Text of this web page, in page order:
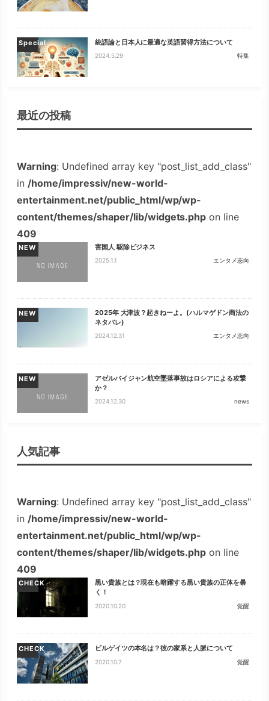
Special 統語論と日本人に最適な英語習得方法について
2024.5.29 特集
最近の投稿
Warning: Undefined array key "post_list_add_class"
in /home/impressiv/new-world-
entertainment.net/public_html/wp/wp-
content/themes/shaper/lib/widgets.php on line
409
NEW 害国人 駆除ビジネス
2025.1.1 エンタメ志向
NEW
2025年 大津波？起きねーよ。(ハルマゲドン商法の
ネタバレ)
2024.12.31 エンタメ志向
NEW
アゼルバイジャン航空墜落事故はロシアによる攻撃
か？
2024.12.30 news
人気記事
Warning: Undefined array key "post_list_add_class"
in /home/impressiv/new-world-
entertainment.net/public_html/wp/wp-
content/themes/shaper/lib/widgets.php on line
409
CHECK
黒い貴族とは？現在も暗躍する黒い貴族の正体を暴
く！
2020.10.20 覚醒
CHECK ビルゲイツの本名は？彼の家系と人脈について
2020.10.7 覚醒